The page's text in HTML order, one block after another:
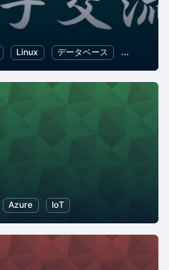
Linux データベース Azure
Azure IoT